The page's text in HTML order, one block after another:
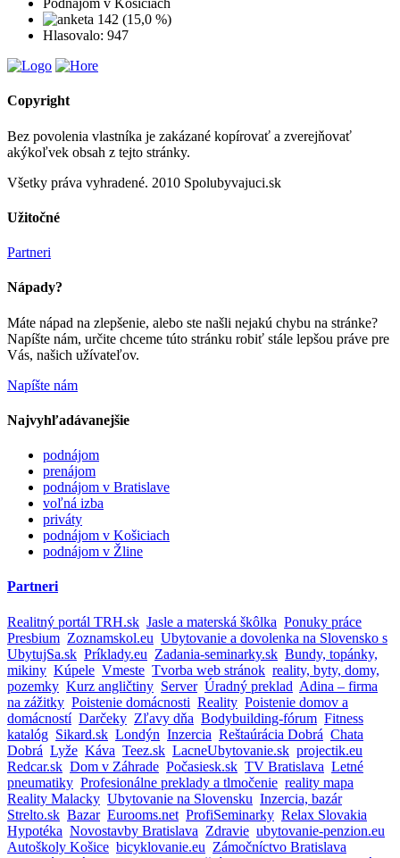
Podnájom v Košiciach
142 (15,0 %)
Hlasovalo: 947
Copyright
Bez povolenia vlastníka je zakázané kopírovať a zverejňovať
akýkoľvek obsah z tejto stránky.
Všetky práva vyhradené. 2010 Spolubyvajuci.sk
Užitočné
Partneri
Nápady?
Máte nápad na zlepšenie, alebo ste našli nejakú chybu na stránke?
Napíšte nám, určite chceme túto stránku robiť stále lepšou práve pre
Vás, našich užívateľov.
Napíšte nám
Najvyhľadávanejšie
podnájom
prenájom
podnájom v Bratislave
voľná izba
priváty
podnájom v Košiciach
podnájom v Žline
Partneri
Realitný portál TRH.sk Jasle a materská škôlka Ponuky práce
Presbium Zoznamskol.eu Ubytovanie a dovolenka na Slovensko s
UbytujSa.sk Príklady.eu Zadania-seminarky.sk Bundy, topánky,
mikiny Kúpele Vmeste Tvorba web stránok reality, byty, domy,
pozemky Kurz angličtiny Server Úradný preklad Adina – firma
na zážitky Poistenie domácnosti Reality Poistenie domov a
domácností Darčeky Zľavy dňa Bodybuilding-fórum Fitness
katalóg Sikard.sk Londýn Inzercia Reštaúrácia Dobrá Chata
Dobrá Lyže Káva Teez.sk LacneUbytovanie.sk projectik.eu
Redcar.sk Dom v Záhrade Počasiesk.sk TV Bratislava Letné
pneumatiky Profesionálne preklady a tlmočenie reality mapa
Reality Malacky Ubytovanie na Slovensku Inzercia, bazár
Strelto.sk Bazar Eurooms.net ProfiSeminarky Relax Slovakia
Hypotéka Novostavby Bratislava Zdravie ubytovanie-penzion.eu
Autoškoly Košice bicyklovanie.eu Zámočníctvo Bratislava